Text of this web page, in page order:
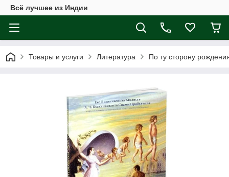
Всё лучшее из Индии
Товары и услуги Литература По ту сторону